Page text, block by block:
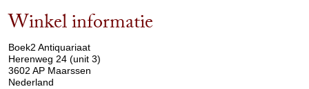
Winkel informatie
Boek2 Antiquariaat
Herenweg 24 (unit 3)
3602 AP Maarssen
Nederland